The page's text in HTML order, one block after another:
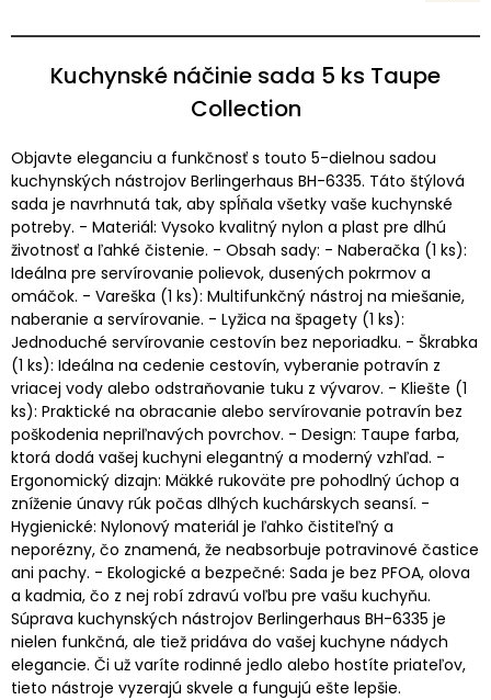
Kuchynské náčinie sada 5 ks Taupe
Collection
Objavte eleganciu a funkčnosť s touto 5-dielnou sadou
kuchynských nástrojov Berlingerhaus BH-6335. Táto štýlová
sada je navrhnutá tak, aby spĺňala všetky vaše kuchynské
potreby. - Materiál: Vysoko kvalitný nylon a plast pre dlhú
životnosť a ľahké čistenie. - Obsah sady: - Naberačka (1 ks):
Ideálna pre servírovanie polievok, dusených pokrmov a
omáčok. - Vareška (1 ks): Multifunkčný nástroj na miešanie,
naberanie a servírovanie. - Lyžica na špagety (1 ks):
Jednoduché servírovanie cestovín bez neporiadku. - Škrabka
(1 ks): Ideálna na cedenie cestovín, vyberanie potravín z
vriacej vody alebo odstraňovanie tuku z vývarov. - Kliešte (1
ks): Praktické na obracanie alebo servírovanie potravín bez
poškodenia nepriľnavých povrchov. - Design: Taupe farba,
ktorá dodá vašej kuchyni elegantný a moderný vzhľad. -
Ergonomický dizajn: Mäkké rukoväte pre pohodlný úchop a
zníženie únavy rúk počas dlhých kuchárskych seansí. -
Hygienické: Nylonový materiál je ľahko čistiteľný a
neporézny, čo znamená, že neabsorbuje potravinové častice
ani pachy. - Ekologické a bezpečné: Sada je bez PFOA, olova
a kadmia, čo z nej robí zdravú voľbu pre vašu kuchyňu.
Súprava kuchynských nástrojov Berlingerhaus BH-6335 je
nielen funkčná, ale tiež pridáva do vašej kuchyne nádych
elegancie. Či už varíte rodinné jedlo alebo hostíte priateľov,
tieto nástroje vyzerajú skvele a fungujú ešte lepšie.